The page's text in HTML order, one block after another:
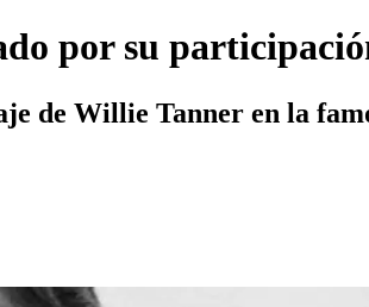
por su
de Willie Tanner en la